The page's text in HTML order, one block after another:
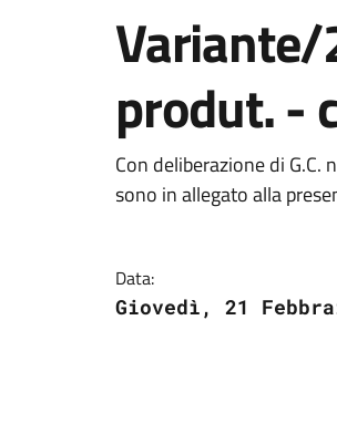
Variante/
produt. -
Con deliberazione di
sono in allegato alla
Data:
Giovedì, 21